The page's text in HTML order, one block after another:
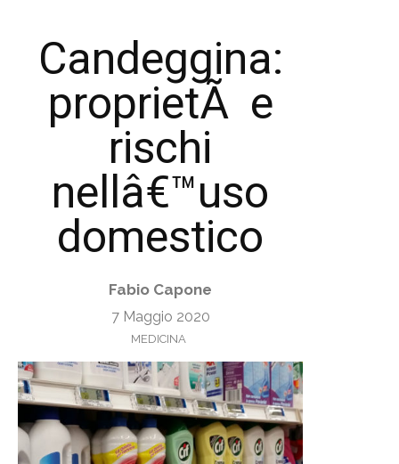
Candeggina:
proprietÃ e
rischi
nellâ€™uso
domestico
Fabio Capone
7 Maggio 2020
MEDICINA